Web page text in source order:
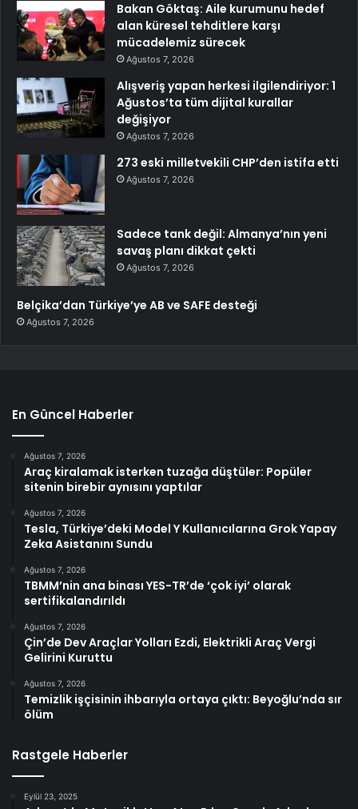
Bakan Göktaş: Aile kurumunu hedef
alan küresel tehditlere karşı
mücadelemiz sürecek
Ağustos 7, 2026
Alışveriş yapan herkesi ilgilendiriyor: 1
Ağustos’ta tüm dijital kurallar
değişiyor
Ağustos 7, 2026
273 eski milletvekili CHP’den istifa etti
Ağustos 7, 2026
Sadece tank değil: Almanya’nın yeni
savaş planı dikkat çekti
Ağustos 7, 2026
Belçika’dan Türkiye’ye AB ve SAFE desteği
Ağustos 7, 2026
En Güncel Haberler
Ağustos 7, 2026
Araç kiralamak isterken tuzağa düştüler: Popüler
sitenin birebir aynısını yaptılar
Ağustos 7, 2026
Tesla, Türkiye’deki Model Y Kullanıcılarına Grok Yapay
Zeka Asistanını Sundu
Ağustos 7, 2026
TBMM’nin ana binası YES-TR’de ‘çok iyi’ olarak
sertifikalandırıldı
Ağustos 7, 2026
Çin’de Dev Araçlar Yolları Ezdi, Elektrikli Araç Vergi
Gelirini Kuruttu
Ağustos 7, 2026
Temizlik işçisinin ihbarıyla ortaya çıktı: Beyoğlu’nda sır
ölüm
Rastgele Haberler
Eylül 23, 2025